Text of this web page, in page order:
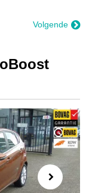
Volgende
Next